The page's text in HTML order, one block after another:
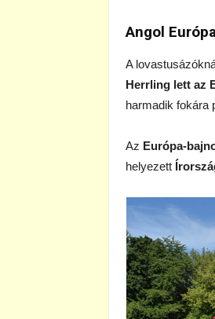
Angol
A
Herrling lett az
harmadik fokára
Az Európa-
helyezett